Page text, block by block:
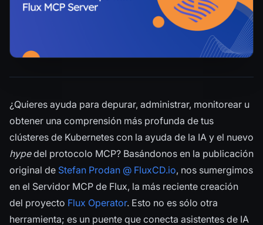
¿Quieres ayuda para depurar, administrar, monitorear u
obtener una comprensión más profunda de tus
clústeres de Kubernetes con la ayuda de la IA y el nuevo
hypedel protocolo MCP? Basándonos en la publicación
original de Stefan Prodan @ FluxCD.io, nos sumergimos
en el Servidor MCP de Flux, la más reciente creación
del proyecto Flux Operator. Esto no es sólo otra
herramienta; es un puente que conecta asistentes de IA